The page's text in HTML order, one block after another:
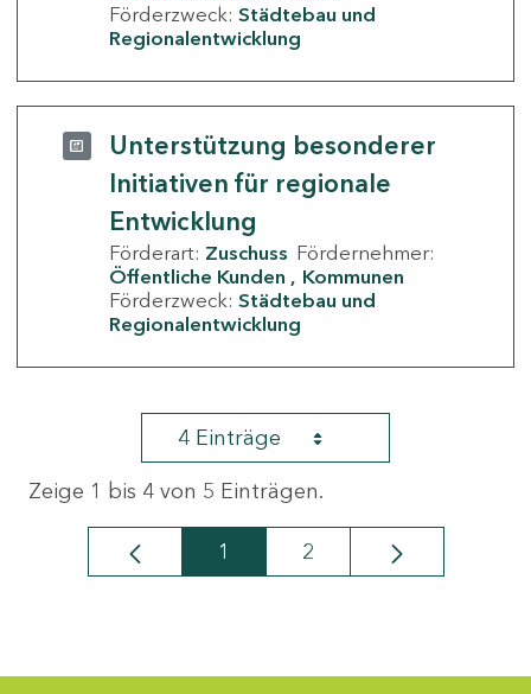
Förderzweck: Städtebau und
Regionalentwicklung
Unterstützung besonderer
Initiativen für regionale
Entwicklung
Förderart: Zuschuss Fördernehmer:
Öffentliche Kunden
Kommunen
Förderzweck: Städtebau und
Regionalentwicklung
4 Einträge
Zeige 1 bis 4 von 5 Einträgen.
Seite
1 Seite
2